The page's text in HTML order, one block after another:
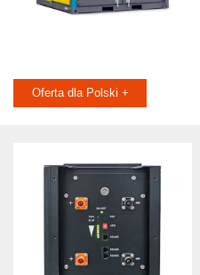
Oferta dla Polski +